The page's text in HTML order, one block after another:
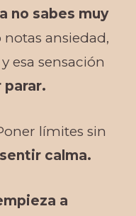
no sabes muy
notas ansiedad,
esa sensación
parar.
límites sin
sentir calma.
a